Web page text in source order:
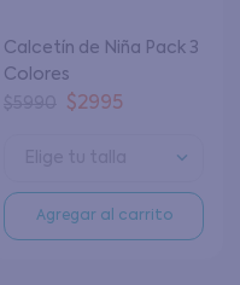
Calcetín de Niña Pack 3
Colores
$2995
Agregar al carrito